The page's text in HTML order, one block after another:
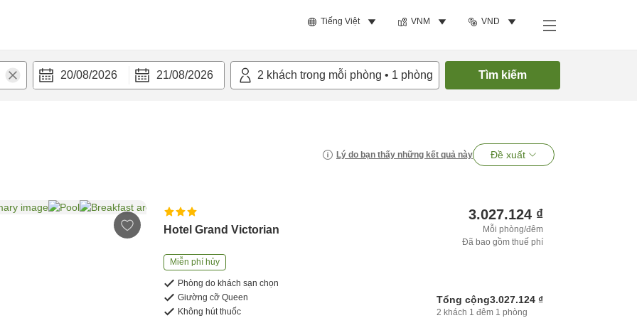
Tiếng Việt VNM VND
20/08/2026 21/08/2026 2 khách trong mỗi phòng • 1 phòng Tìm kiếm
Lý do bạn thấy những kết quả này Đề xuất
Hotel Grand Victorian
Miễn phí hủy
Phòng do khách sạn chọn
Giường cỡ Queen
Không hút thuốc
3.027.124 ₫
Mỗi phòng/đêm
Đã bao gồm thuế phí
Tổng cộng3.027.124 ₫
2 khách 1 đêm 1 phòng